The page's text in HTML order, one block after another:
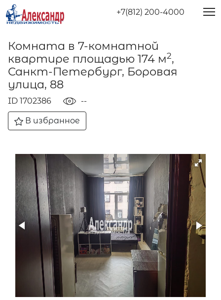
+7(812) 200-4000
Комната в 7-комнатной
квартире площадью 174 м2,
Санкт-Петербург, Боровая
улица, 88
ID 1702386 --
В избранное